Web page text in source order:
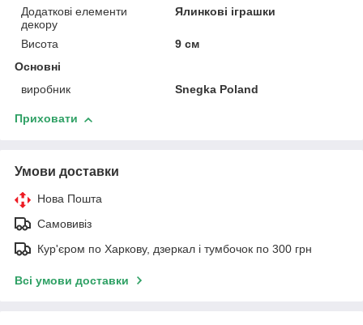
Додаткові елементи
декору
Ялинкові іграшки
Висота
9 см
Основні
виробник
Snegka Poland
Приховати
Умови доставки
Нова Пошта
Самовивіз
Кур'єром по Харкову, дзеркал і тумбочок по 300 грн
Всі умови доставки